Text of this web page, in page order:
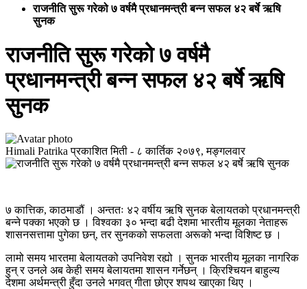
राजनीति सुरू गरेको ७ वर्षमै प्रधानमन्त्री बन्न सफल ४२ बर्षे ऋषि
सुनक
राजनीति सुरू गरेको ७ वर्षमै
प्रधानमन्त्री बन्न सफल ४२ बर्षे ऋषि
सुनक
Himali Patrika प्रकाशित मिती - ८ कार्तिक २०७९, मङ्गलवार
७ कात्तिक, काठमाडौं । अन्ततः ४२ वर्षीय ऋषि सुनक बेलायतको प्रधानमन्त्री
बन्ने पक्का भएको छ । विश्वका ३० भन्दा बढी देशमा भारतीय मूलका नेताहरू
शासनसत्तामा पुगेका छन्, तर सुनकको सफलता अरूको भन्दा विशिष्ट छ ।
लामो समय भारतमा बेलायतको उपनिवेश रह्यो । सुनक भारतीय मूलका नागरिक
हुन् र उनले अब केही समय बेलायतमा शासन गर्नेछन् । क्रिश्चियन बाहुल्य
देशमा अर्थमन्त्री हुँदा उनले भगवत् गीता छोएर शपथ खाएका थिए ।